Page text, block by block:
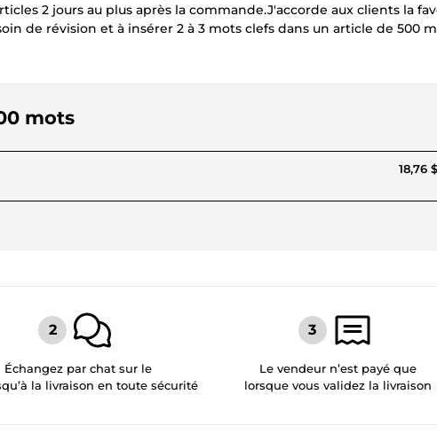
2 jours au plus après la commande.J'accorde aux clients la
de révision et à insérer 2 à 3 mots clefs dans un article de 500
mots
18,76
Échangez par chat sur le
la livraison en toute sécurité
Le vendeur n’est payé que
lorsque vous validez la livraison